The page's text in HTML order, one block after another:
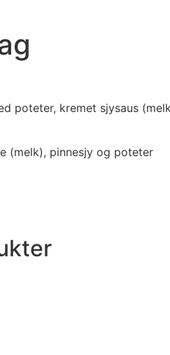
poteter, kremet sjysaus
(melk), pinnesjy og poteter